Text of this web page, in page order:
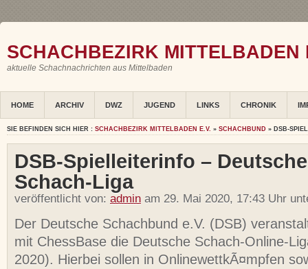
SCHACHBEZIRK MITTELBADEN
aktuelle Schachnachrichten aus Mittelbaden
HOME ARCHIV DWZ JUGEND LINKS CHRONIK
SIE BEFINDEN SICH HIER : SCHACHBEZIRK MITTELBADEN E.V. » SCHACHBUND » DSB-
DSB-Spielleiterinfo –
Schach-Liga
veröffentlicht von: admin am 29. Mai 2020, 17:43 Uhr
Der Deutsche Schachbund e.V. (DSB)
mit ChessBase die Deutsche Schach-Online-
2020). Hierbei sollen in OnlinewettkÃ¤mpfen